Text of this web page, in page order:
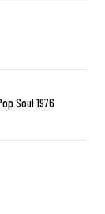
Soul 1976